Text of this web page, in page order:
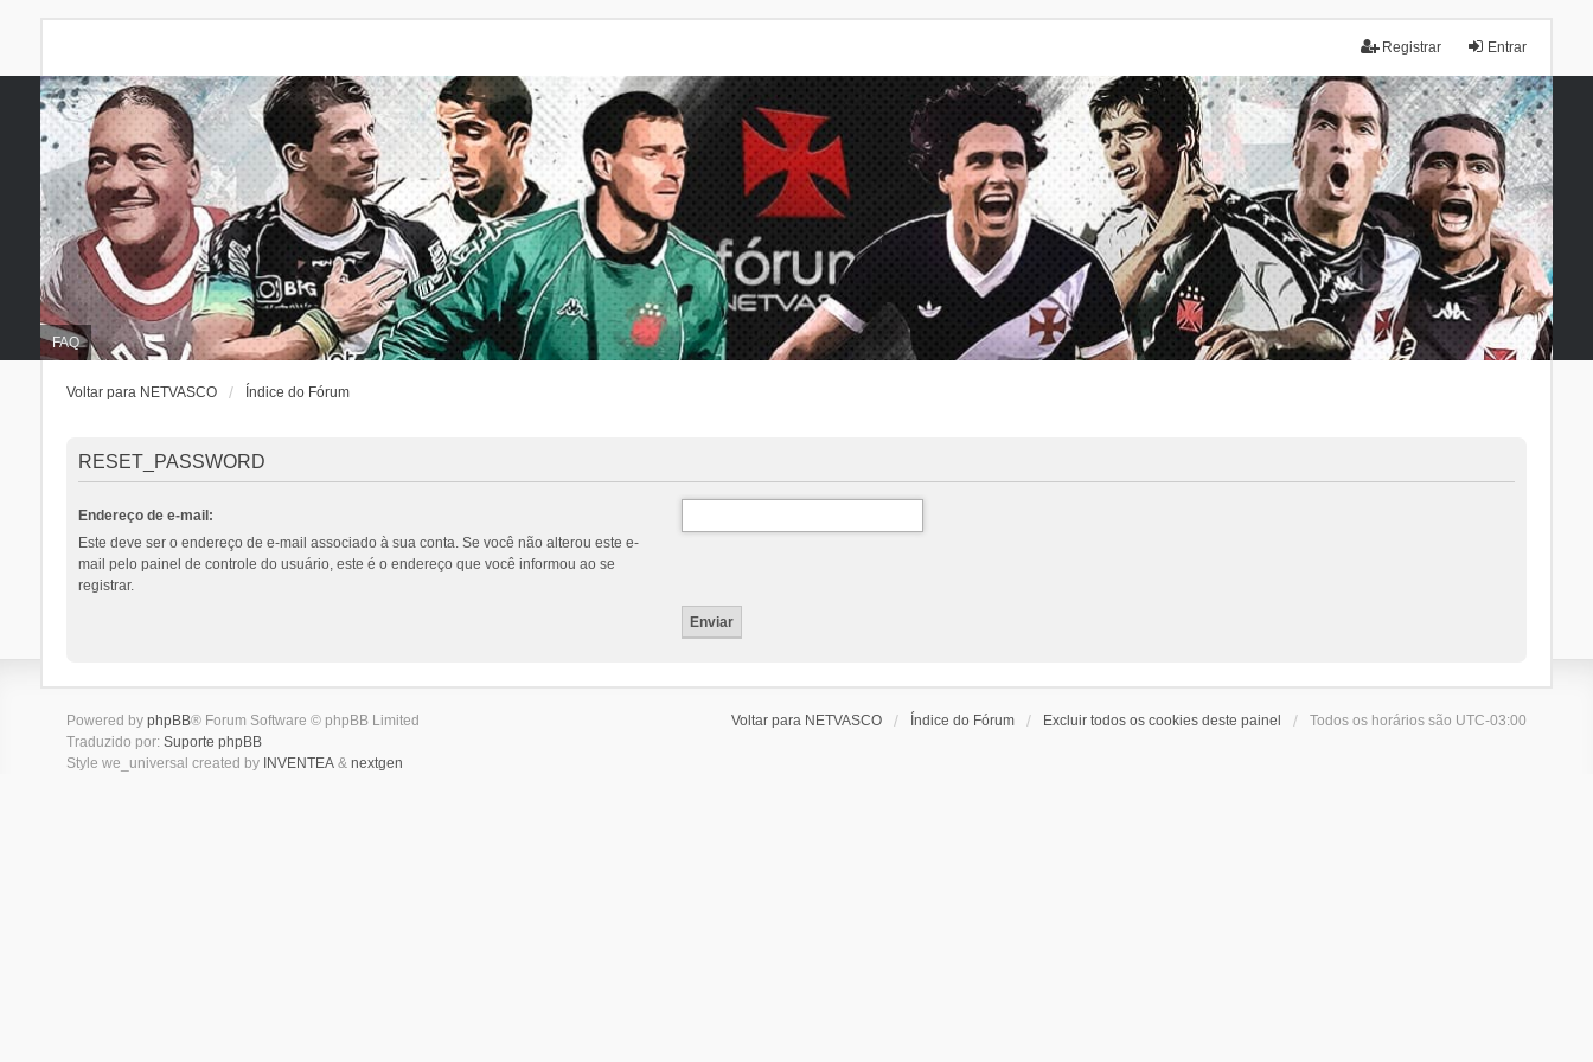
Entrar
Registrar
FAQ
Voltar para NETVASCO Índice do Fórum
RESET_PASSWORD
Endereço de e-mail:
Este deve ser o endereço de e-mail associado à sua conta. Se você não alterou este e-
mail pelo painel de controle do usuário, este é o endereço que você informou ao se
registrar.
Voltar para NETVASCO Índice do Fórum Excluir todos os cookies deste painel Todos os horários são UTC-03:00
Powered by phpBB® Forum Software © phpBB Limited
Traduzido por: Suporte phpBB
Style we_universal created by INVENTEA& nextgen